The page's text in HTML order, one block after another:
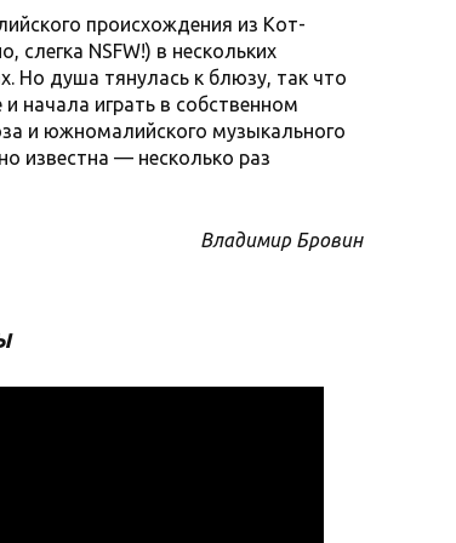
происхождения из Кот-
слегка NSFW!) в нескольких
Но душа тянулась к блюзу, так что
начала играть в собственном
и южномалийского музыкального
известна — несколько раз
Владимир Бровин